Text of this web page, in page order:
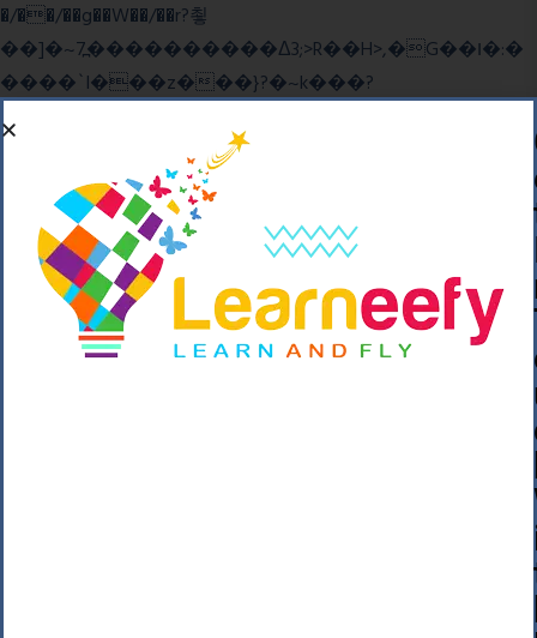
�/��/��g��W��/��r?쵷
��]�~7߽����������Δ3;>R��H>,�G��ו�:�
���� `I���z���}?�~k���?
��o��C���ǡ���,����*�3��#eۧ_>\��z
�K{DQg�Ϯ��]u��3o�V~�/��@��??
����Y�]�s�n���s
����p��|
��^��������$��ٽ�P���~��4���Snn^
$ ����Ogy/|>ڿ|�I��'A�n��1�$�}
=c"'��K���X�:��?j�ԫ��-